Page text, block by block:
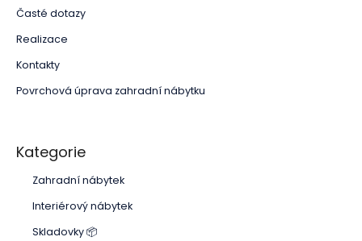
Časté dotazy
Realizace
Kontakty
Povrchová úprava zahradní nábytku
Kategorie
Zahradní nábytek
Interiérový nábytek
Skladovky 📦